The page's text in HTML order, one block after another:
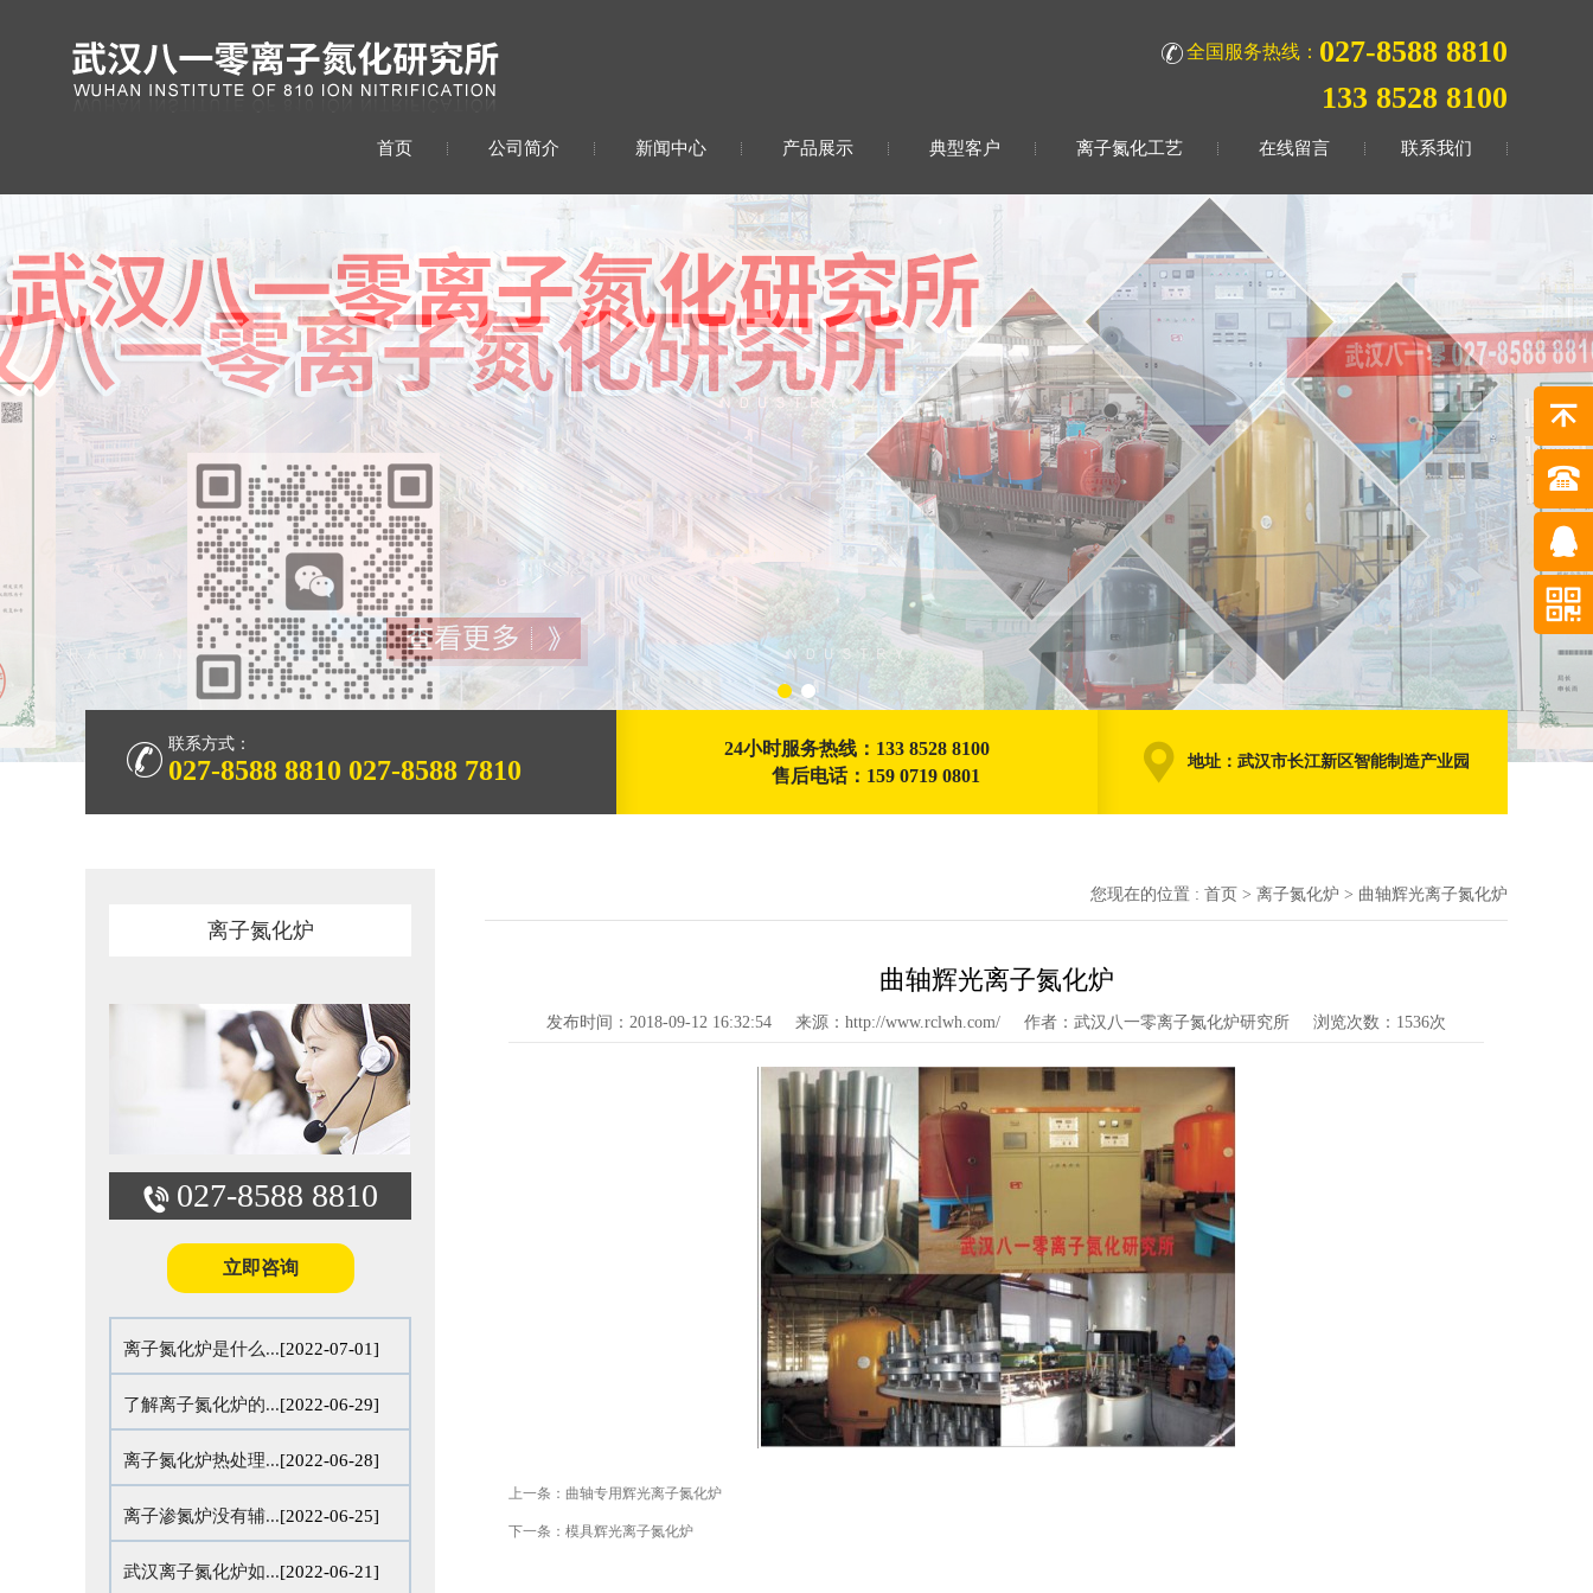
全国服务热线： 027-8588 8810
133 8528 8100
首页 公司简介 新闻中心 产品展示 典型客户 离子氮化工艺 在线留言 联系我们
联系方式：
027-8588 8810 027-8588 7810
24小时服务热线：133 8528 8100
售后电话：159 0719 0801
地址：武汉市长江新区智能制造产业园
离子氮化炉
027-8588 8810
立即咨询
离子氮化炉是什么...[2022-07-01]
了解离子氮化炉的...[2022-06-29]
离子氮化炉热处理...[2022-06-28]
离子渗氮炉没有辅...[2022-06-25]
武汉离子氮化炉如...[2022-06-21]
您现在的位置 : 首页 > 离子氮化炉 > 曲轴辉光离子氮化炉
曲轴辉光离子氮化炉
发布时间：2018-09-12 16:32:54 来源：http://www.rclwh.com/ 作者：武汉八一零离子氮化炉研究所 浏览次数：1536次
上一条： 曲轴专用辉光离子氮化炉
下一条： 模具辉光离子氮化炉